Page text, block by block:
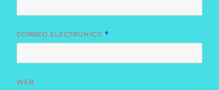
CORREO ELECTRÓNICO *
WEB